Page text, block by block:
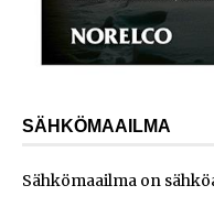
SÄHKÖMAAILMA
Sähkömaailma on